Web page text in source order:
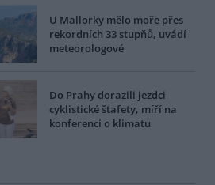
U Mallorky mělo moře přes
rekordních 33 stupňů, uvádí
meteorologové
Do Prahy dorazili jezdci
cyklistické štafety, míří na
konferenci o klimatu